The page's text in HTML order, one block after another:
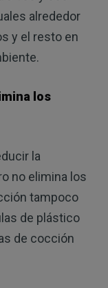
alrededor
y el resto en
los
la
no elimina los
tampoco
de plástico
de cocción